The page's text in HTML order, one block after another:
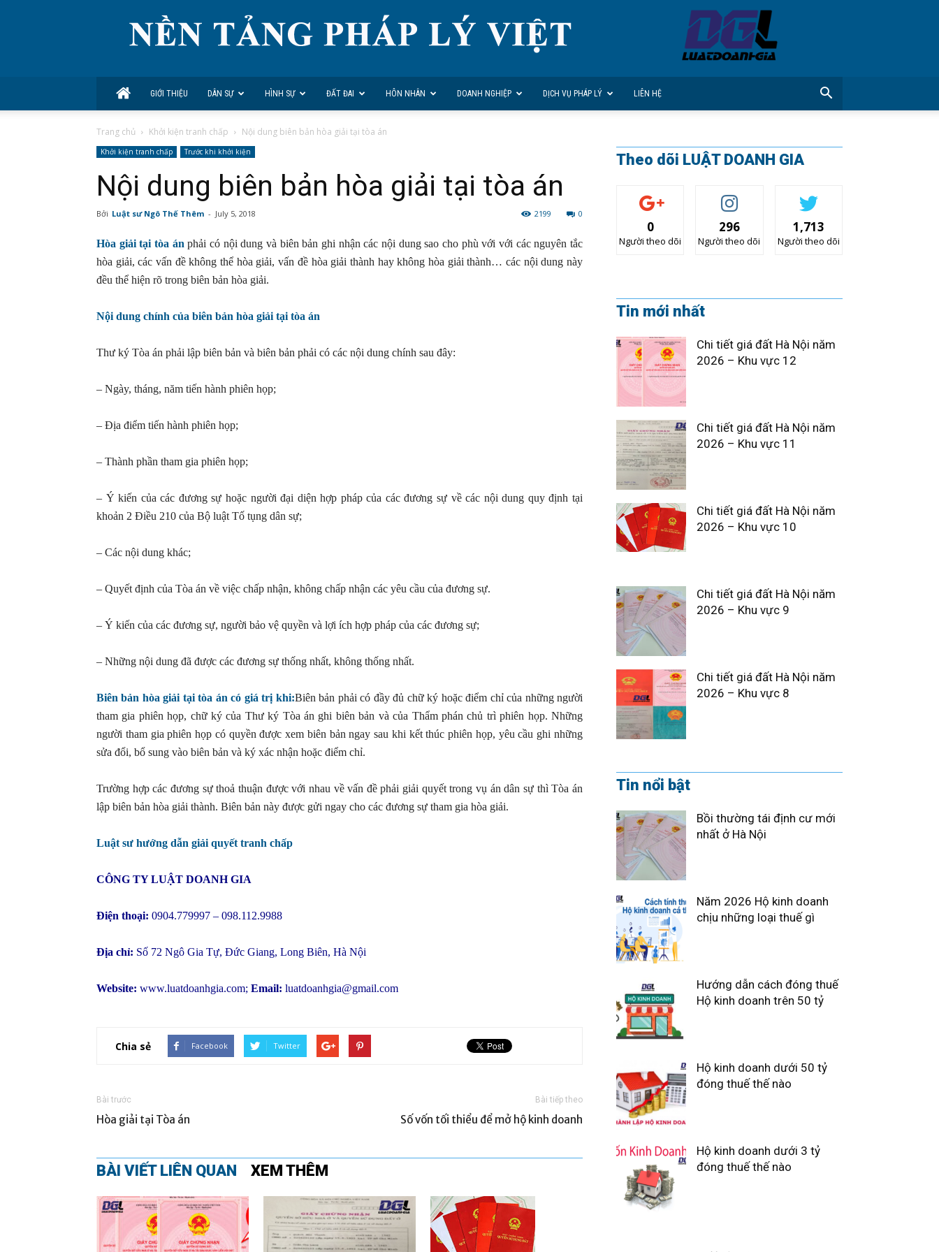
GIỚI THIỆU DÂN SỰ HÌNH SỰ ĐẤT ĐAI HÔN NHÂN DOANH NGHIỆP DỊCH VỤ PHÁP LÝ LIÊN HỆ
Trang chủ Khởi kiện tranh chấp Nội dung biên bản hòa giải tại tòa án
Khởi kiện tranh chấp Trước khi khởi kiện
Nội dung biên bản hòa giải tại tòa án
Bởi Luật sư Ngô Thế Thêm - July 5, 2018 0
2199
Hòa giải tại tòa án phải có nội dung và biên bản ghi nhận các nội dung sao cho phù với với các nguyên tắc
hòa giải, các vấn đề không thể hòa giải, vấn đề hòa giải thành hay không hòa giải thành… các nội dung này
đều thể hiện rõ trong biên bản hòa giải.
Nội dung chính của biên bản hòa giải tại tòa án
Thư ký Tòa án phải lập biên bản và biên bản phải có các nội dung chính sau đây:
– Ngày, tháng, năm tiến hành phiên họp;
– Địa điểm tiến hành phiên họp;
– Thành phần tham gia phiên họp;
– Ý kiến của các đương sự hoặc người đại diện hợp pháp của các đương sự về các nội dung quy định tại
khoản 2 Điều 210 của Bộ luật Tố tụng dân sự;
– Các nội dung khác;
– Quyết định của Tòa án về việc chấp nhận, không chấp nhận các yêu cầu của đương sự.
– Ý kiến của các đương sự, người bảo vệ quyền và lợi ích hợp pháp của các đương sự;
– Những nội dung đã được các đương sự thống nhất, không thống nhất.
Biên bản hòa giải tại tòa án có giá trị khi:Biên bản phải có đầy đủ chữ ký hoặc điểm chỉ của những người
tham gia phiên họp, chữ ký của Thư ký Tòa án ghi biên bản và của Thẩm phán chủ trì phiên họp. Những
người tham gia phiên họp có quyền được xem biên bản ngay sau khi kết thúc phiên họp, yêu cầu ghi những
sửa đổi, bổ sung vào biên bản và ký xác nhận hoặc điểm chỉ.
Trường hợp các đương sự thoả thuận được với nhau về vấn đề phải giải quyết trong vụ án dân sự thì Tòa án
lập biên bản hòa giải thành. Biên bản này được gửi ngay cho các đương sự tham gia hòa giải.
Luật sư hướng dẫn giải quyết tranh chấp
CÔNG TY LUẬT DOANH GIA
Điện thoại: 0904.779997 – 098.112.9988
Địa chỉ: Số 72 Ngô Gia Tự, Đức Giang, Long Biên, Hà Nội
Website: www.luatdoanhgia.com; Email: luatdoanhgia@gmail.com
Chia sẻ Facebook Twitter
Bài trước
Hòa giải tại Tòa án
Bài tiếp theo
Số vốn tối thiểu để mở hộ kinh doanh
BÀI VIẾT LIÊN QUAN XEM THÊM
Theo dõi LUẬT DOANH GIA
0
Người theo dõi
296
Người theo dõi
1,713
Người theo dõi
Tin mới nhất
Chi tiết giá đất Hà Nội năm
2026 – Khu vực 12
Chi tiết giá đất Hà Nội năm
2026 – Khu vực 11
Chi tiết giá đất Hà Nội năm
2026 – Khu vực 10
Chi tiết giá đất Hà Nội năm
2026 – Khu vực 9
Chi tiết giá đất Hà Nội năm
2026 – Khu vực 8
Tin nổi bật
Bồi thường tái định cư mới
nhất ở Hà Nội
Năm 2026 Hộ kinh doanh
chịu những loại thuế gì
Hướng dẫn cách đóng thuế
Hộ kinh doanh trên 50 tỷ
Hộ kinh doanh dưới 50 tỷ
đóng thuế thế nào
Hộ kinh doanh dưới 3 tỷ
đóng thuế thế nào